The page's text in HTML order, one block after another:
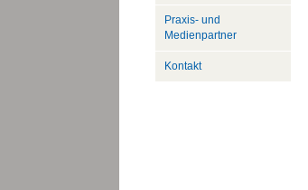
Praxis- und
Medienpartner
Kontakt